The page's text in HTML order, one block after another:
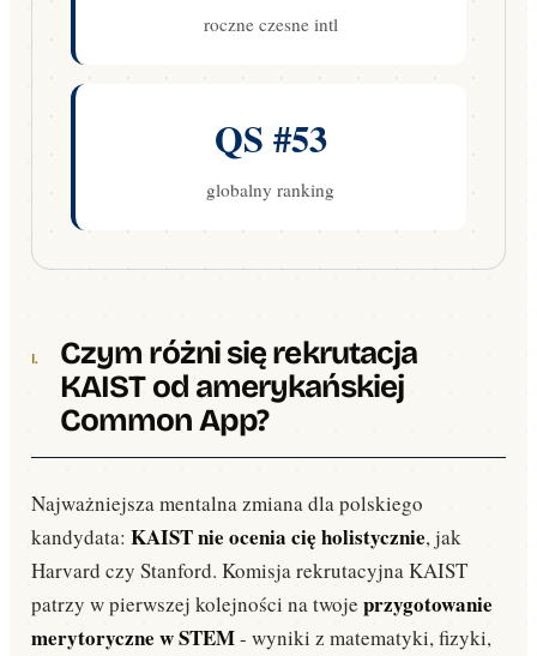
roczne czesne intl
QS #53
globalny ranking
Czym różni się rekrutacja
KAIST od amerykańskiej
Common App?
Najważniejsza mentalna zmiana dla polskiego
kandydata: KAIST nie ocenia cię holistycznie, jak
Harvard czy Stanford. Komisja rekrutacyjna KAIST
patrzy w pierwszej kolejności na twoje przygotowanie
merytoryczne w STEM- wyniki z matematyki, fizyki,